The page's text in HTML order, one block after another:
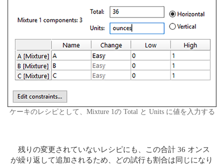
ケーキのレシピとして、Mixture 1の Total と Units に値を入力する
残りの変更されていないレシピにも、この合計 36 オンス
が繰り返して追加されるため、どの試行も割合は同じになり